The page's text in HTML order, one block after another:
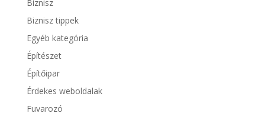
Biznisz
Biznisz tippek
Egyéb kategória
Építészet
Építőipar
Érdekes weboldalak
Fuvarozó